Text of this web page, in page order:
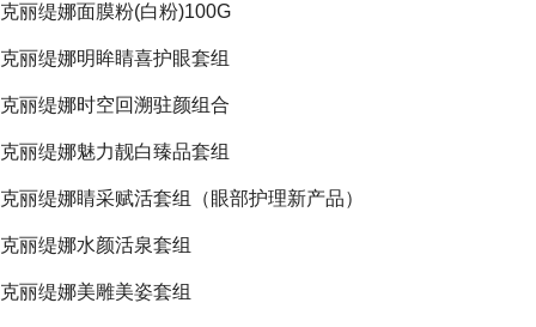
克丽缇娜面膜粉(白粉)100G
克丽缇娜明眸睛喜护眼套组
克丽缇娜时空回溯驻颜组合
克丽缇娜魅力靓白臻品套组
克丽缇娜睛采赋活套组（眼部护理新产品）
克丽缇娜水颜活泉套组
克丽缇娜美雕美姿套组